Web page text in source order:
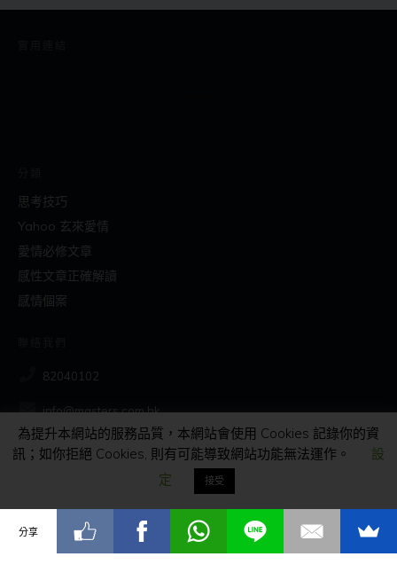
思考技巧
Yahoo 玄來愛情
愛情必修文章
感性文章正確解讀
感情個案
82040102
info@masters.com.hk
社交
為提升本網站的服務品質，本網站會使用 Cookies 記錄你的資
訊；如你拒絕 Cookies, 則有可能導致網站功能無法運作。
設
定
接受
分享